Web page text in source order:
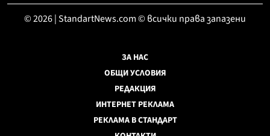
© 2026 | StandartNews.com © всички права запазени
ЗА НАС
ОБЩИ УСЛОВИЯ
РЕДАКЦИЯ
ИНТЕРНЕТ РЕКЛАМА
РЕКЛАМА В СТАНДАРТ